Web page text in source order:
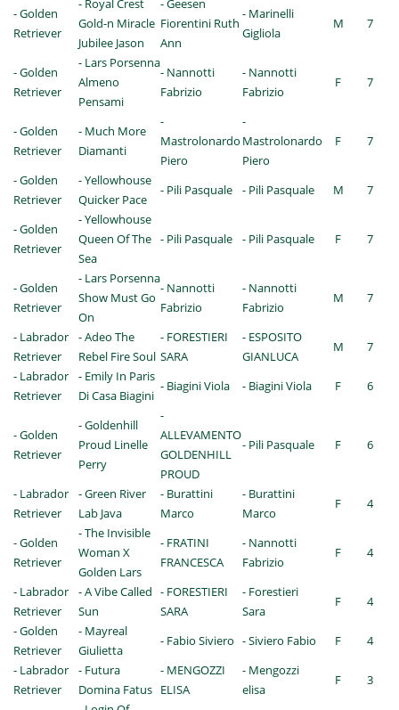
- Golden
Retriever
- Royal Crest
Gold-n Miracle
Jubilee Jason
- Geesen
Fiorentini Ruth
Ann
- Marinelli
Gigliola
M 7
- Golden
Retriever
- Lars Porsenna
Almeno
Pensami
- Nannotti
Fabrizio
- Nannotti
Fabrizio
F 7
- Golden
Retriever
- Much More
Diamanti
-
Mastrolonardo
Piero
-
Mastrolonardo
Piero
F 7
- Golden
Retriever
- Yellowhouse
Quicker Pace
- Pili Pasquale - Pili Pasquale M 7
- Golden
Retriever
- Yellowhouse
Queen Of The
Sea
- Pili Pasquale - Pili Pasquale F 7
- Golden
Retriever
- Lars Porsenna
Show Must Go
On
- Nannotti
Fabrizio
- Nannotti
Fabrizio
M 7
- Labrador
Retriever
- Adeo The
Rebel Fire Soul
- FORESTIERI
SARA
- ESPOSITO
GIANLUCA
M
7
- Labrador
Retriever
- Emily In Paris
Di Casa Biagini
- Biagini Viola - Biagini Viola F 6
- Golden
Retriever
- Goldenhill
Proud Linelle
Perry
-
ALLEVAMENTO
GOLDENHILL
PROUD
- Pili Pasquale F 6
- Labrador
Retriever
- Green River
Lab Java
- Burattini
Marco
- Burattini
Marco
F 4
- Golden
Retriever
- The Invisible
Woman X
Golden Lars
- FRATINI
FRANCESCA
- Nannotti
Fabrizio
F 4
- Labrador
Retriever
- A Vibe Called
Sun
- FORESTIERI
SARA
- Forestieri
Sara
F
4
- Golden
Retriever
- Mayreal
Giulietta
- Fabio Siviero - Siviero Fabio F
4
- Labrador
Retriever
- Futura
Domina Fatus
- MENGOZZI
ELISA
- Mengozzi
elisa
F
3